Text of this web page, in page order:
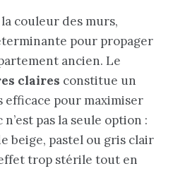
couleur des murs,
pour propager
ancien. Le
claires constitue un
efficace pour maximiser
pas la seule option :
beige, pastel ou gris clair
trop stérile tout en